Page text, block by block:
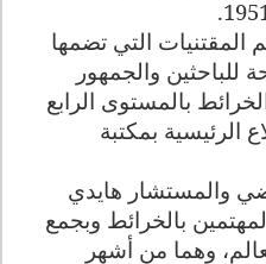
.
المقتنيات التي تضمها
للباحثين والجمهور
بالمستوى الرابع
الرئيسية بمكتبة
والمستشار هايدي
بالخرائط وبجمع
وهما من أشهر